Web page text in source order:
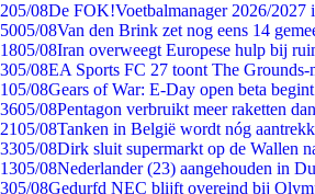
205/08De FOK!Voetbalmanager 2026/2027
5005/08Van den Brink zet nog eens 14
1805/08Iran overweegt Europese hulp bij
305/08EA Sports FC 27 toont The Grounds-
105/08Gears of War: E-Day open beta
3605/08Pentagon verbruikt meer raketten
2105/08Tanken in België wordt nóg
3305/08Dirk sluit supermarkt op de Wallen
1305/08Nederlander (23) aangehouden in
305/08Gedurfd NEC blijft overeind bij